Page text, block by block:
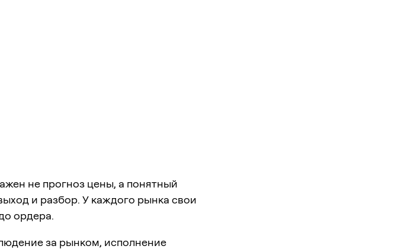
не прогноз цены, а понятный
и разбор. У каждого рынка свои
ордера.
за рынком, исполнение